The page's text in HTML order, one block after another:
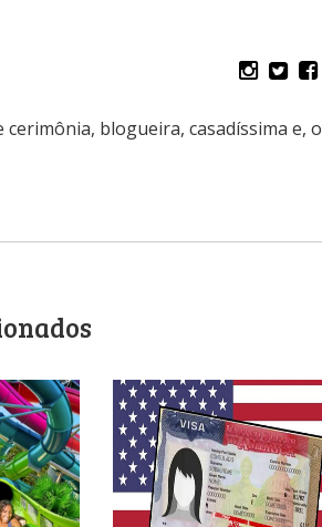
blogueira, casadíssima e, o